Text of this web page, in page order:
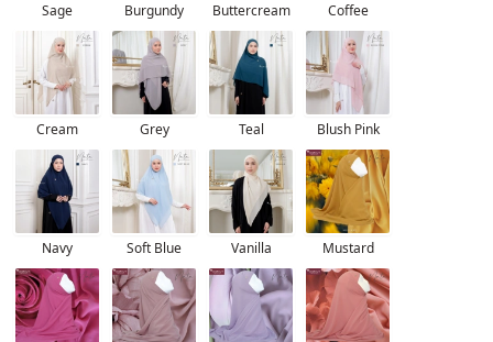
Sage Burgundy Buttercream Coffee
Cream Grey Teal Blush Pink
Navy Soft Blue Vanilla Mustard